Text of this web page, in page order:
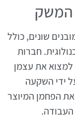
המשק
שונים, כולל
חברות
למצוא את עצמן
ידי השקעה
את הפחמן המיוצר